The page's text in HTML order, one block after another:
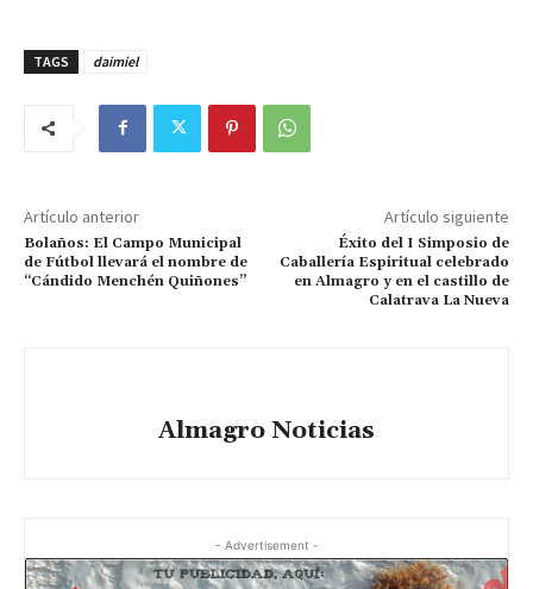
TAGS daimiel
Artículo anterior
Bolaños: El Campo Municipal
de Fútbol llevará el nombre de
“Cándido Menchén Quiñones”
Artículo siguiente
Éxito del I Simposio de
Caballería Espiritual celebrado
en Almagro y en el castillo de
Calatrava La Nueva
Almagro Noticias
- Advertisement -